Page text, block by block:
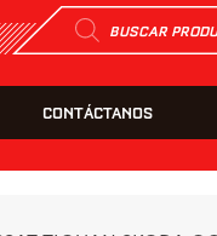
Búsqueda
de
productos
CONTÁCTANOS